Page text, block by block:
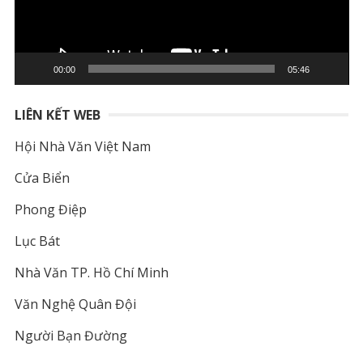
00:00 05:46
LIÊN KẾT WEB
Hội Nhà Văn Việt Nam
Cửa Biển
Phong Điệp
Lục Bát
Nhà Văn TP. Hồ Chí Minh
Văn Nghệ Quân Đội
Người Bạn Đường